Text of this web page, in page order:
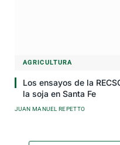
AGRICULTURA
Los ensayos de la
la soja en Santa Fe
JUAN MANUEL REPETTO